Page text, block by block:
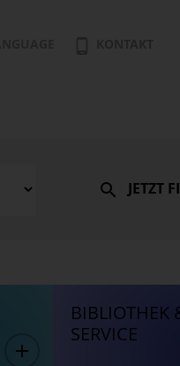
JETZT
BIBLIOTHEK
SERVICE